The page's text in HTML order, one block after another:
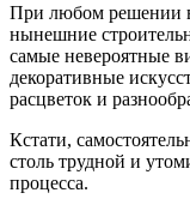
При любом решении
нынешние
самые невероятные
декоративные
расцветок и
Кстати,
столь трудной и
процесса.